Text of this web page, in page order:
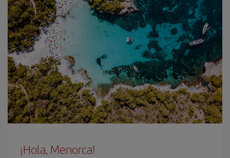
¡Hola, Menorca!